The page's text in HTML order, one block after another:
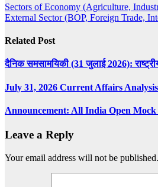
Post
navigation
Sectors of Economy (Agriculture,
External Sector (BOP, Foreign Trade,
Related Post
दैनिक समसामयिकी (31 जुलाई 2026):
July 31, 2026 Current Affairs
Announcement: All India Open Mock
Leave a Reply
Your email address will not be published.